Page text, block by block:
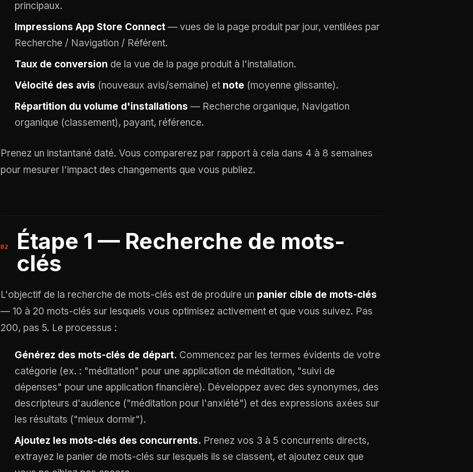
principaux.
Impressions App Store Connect — vues de la page produit par jour, ventilées par
Recherche / Navigation / Référent.
Taux de conversion de la vue de la page produit à l'installation.
Vélocité des avis (nouveaux avis/semaine) et note (moyenne glissante).
Répartition du volume d'installations — Recherche organique, Navigation
organique (classement), payant, référence.
Prenez un instantané daté. Vous comparerez par rapport à cela dans 4 à 8 semaines
pour mesurer l'impact des changements que vous publiez.
Étape 1 — Recherche de mots-
clés
L'objectif de la recherche de mots-clés est de produire un panier cible de mots-clés
— 10 à 20 mots-clés sur lesquels vous optimisez activement et que vous suivez. Pas
200, pas 5. Le processus :
Générez des mots-clés de départ. Commencez par les termes évidents de votre
catégorie (ex. : "méditation" pour une application de méditation, "suivi de
dépenses" pour une application financière). Développez avec des synonymes, des
descripteurs d'audience ("méditation pour l'anxiété") et des expressions axées sur
les résultats ("mieux dormir").
Ajoutez les mots-clés des concurrents. Prenez vos 3 à 5 concurrents directs,
extrayez le panier de mots-clés sur lesquels ils se classent, et ajoutez ceux que